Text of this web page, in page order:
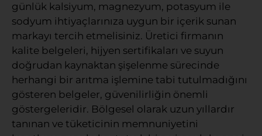
günlük kalsiyum, magnezyum, potasyum ile
sodyum ihtiyaçlarınıza uygun bir içerik sunan
markayı tercih etmelisiniz. Üretici firmanın
kalite belgeleri, hijyen sertifikaları ve suyun
doğrudan kaynaktan şişelenme sürecinde
herhangi bir arıtma işlemine tabi tutulmadığını
gösteren belgeler, güvenilirliğin önemli
göstergeleridir. Bölgesel olarak uzun yıllardır
tanınan ve tüketicinin memnuniyetini